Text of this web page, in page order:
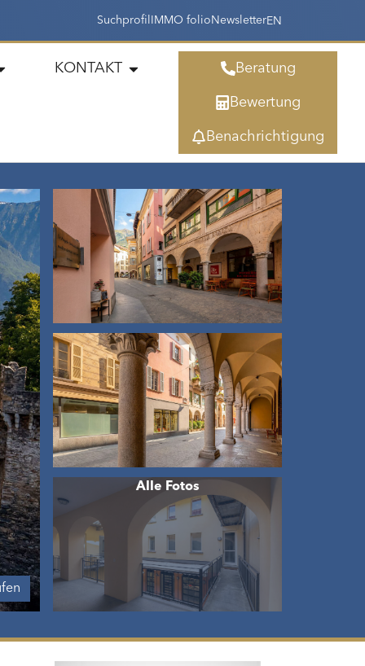
Suchprofil IMMO folio NewsletterEN
KONTAKT Beratung
Bewertung
Benachrichtigung